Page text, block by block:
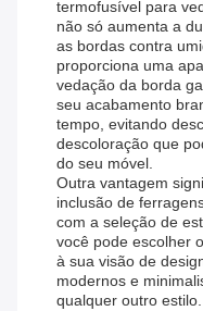
termofusível para
não só aumenta a
as bordas contra
proporciona uma
vedação da borda
seu acabamento
tempo, evitando
descoloração que
do seu móvel.
Outra vantagem
inclusão de
com a seleção de
você pode escolher
à sua visão de
modernos e
qualquer outro